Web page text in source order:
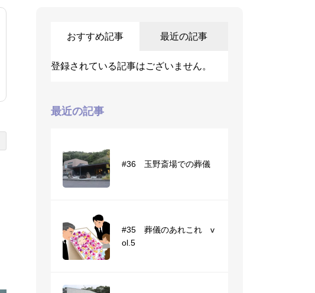
おすすめ記事 最近の記事
登録されている記事はございません。
最近の記事
#36 玉野斎場での葬儀
#35 葬儀のあれこれ v
ol.5